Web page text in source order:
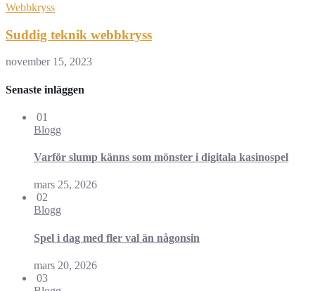
Webbkryss
Suddig teknik webbkryss
november 15, 2023
Senaste inläggen
01
Blogg
Varför slump känns som mönster i digitala kasinospel
mars 25, 2026
02
Blogg
Spel i dag med fler val än någonsin
mars 20, 2026
03